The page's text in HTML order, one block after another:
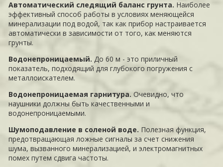
Автоматический следящий баланс грунта. Наиболее
эффективный способ работы в условиях меняющейся
минерализации под водой, так как прибор настраивается
автоматически в зависимости от того, как меняются
грунты.
Водонепроницаемый. До 60 м - это приличный
показатель, подходящий для глубокого погружения с
металлоискателем.
Водонепроницаемая гарнитура. Очевидно, что
наушники должны быть качественными и
водонепроницаемыми.
Шумоподавление в соленой воде. Полезная функция,
предотвращающая ложные сигналы за счет снижения
шума, вызванного минерализацией, и электромагнитных
помех путем сдвига частоты.